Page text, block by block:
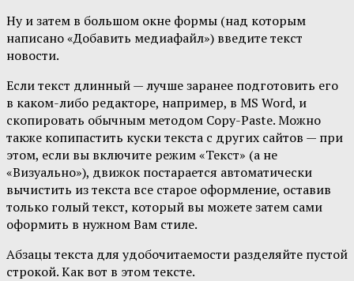
Ну и затем в большом окне формы (над которым
написано «Добавить медиафайл») введите текст
новости.
Если текст длинный — лучше заранее подготовить его
в каком-либо редакторе, например, в MS Word, и
скопировать обычным методом Copy-Paste. Можно
также копипастить куски текста с других сайтов — при
этом, если вы включите режим «Текст» (а не
«Визуально»), движок постарается автоматически
вычистить из текста все старое оформление, оставив
только голый текст, который вы можете затем сами
оформить в нужном Вам стиле.
Абзацы текста для удобочитаемости разделяйте пустой
строкой. Как вот в этом тексте.